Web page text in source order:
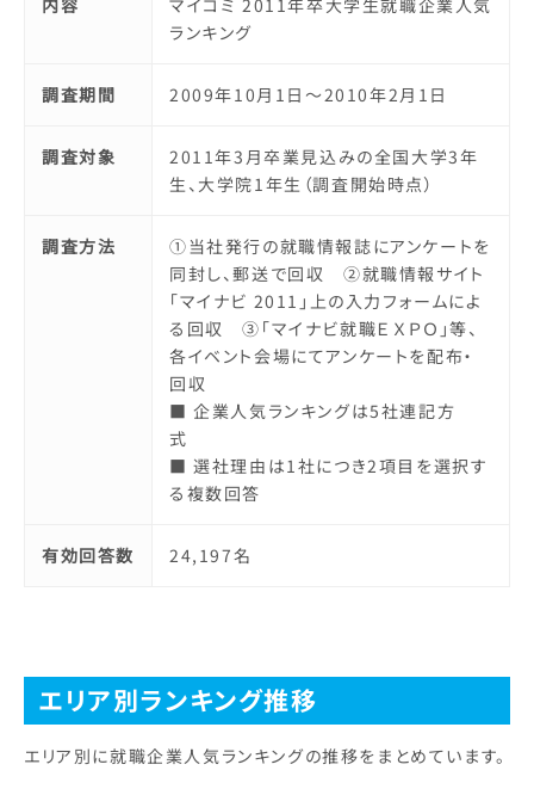
内容
マイコミ 2011年卒大学生就職企業人気
ランキング
調査期間 2009年10月1日～2010年2月1日
調査対象
2011年3月卒業見込みの全国大学3年
生、大学院1年生（調査開始時点）
調査方法
①当社発行の就職情報誌にアンケートを
同封し、郵送で回収 ②就職情報サイト
「マイナビ 2011」上の入力フォームによ
る回収 ③「マイナビ就職ＥＸＰＯ」等、
各イベント会場にてアンケートを配布・
回収
■ 企業人気ランキングは5社連記方
式
■ 選社理由は1社につき2項目を選択す
る複数回答
有効回答数 24,197名
エリア別ランキング推移
エリア別に就職企業人気ランキングの推移をまとめています。